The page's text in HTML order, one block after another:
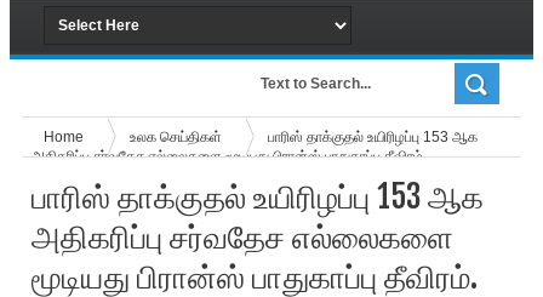
Home உலக செய்திகள்
பாரிஸ் தாக்குதல் உயிரிழப்பு 153 ஆக
அதிகரிப்பு சர்வதேச எல்லைகளை மூடியது பிரான்ஸ் பாதுகாப்பு தீவிரம்.
பாரிஸ் தாக்குதல் உயிரிழப்பு 153 ஆக
அதிகரிப்பு சர்வதேச எல்லைகளை
மூடியது பிரான்ஸ் பாதுகாப்பு தீவிரம்.